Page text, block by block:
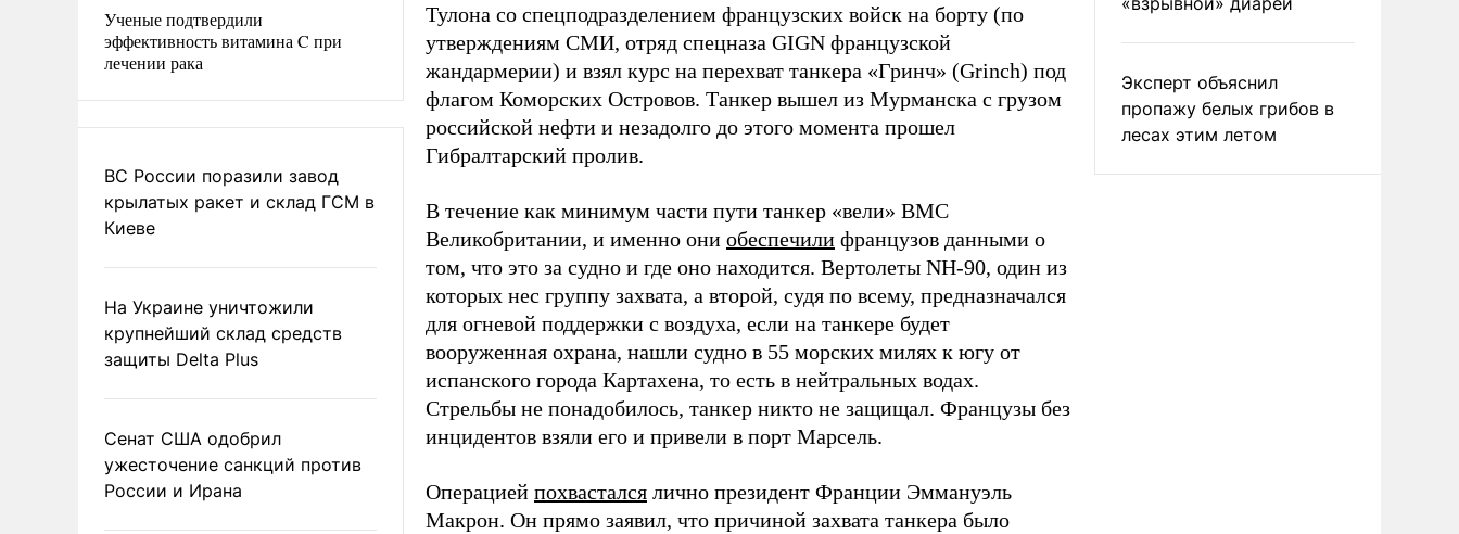
Ученые подтвердили
эффективность витамина C при
лечении рака
ВС России поразили завод
крылатых ракет и склад ГСМ в
Киеве
На Украине уничтожили
крупнейший склад средств
защиты Delta Plus
Сенат США одобрил
ужесточение санкций против
России и Ирана
Тулона со спецподразделением французских войск на борту (по
утверждениям СМИ, отряд спецназа GIGN французской
жандармерии) и взял курс на перехват танкера «Гринч» (Grinch) под
флагом Коморских Островов. Танкер вышел из Мурманска с грузом
российской нефти и незадолго до этого момента прошел
Гибралтарский пролив.
В течение как минимум части пути танкер «вели» ВМС
Великобритании, и именно они обеспечили французов данными о
том, что это за судно и где оно находится. Вертолеты NH-90, один из
которых нес группу захвата, а второй, судя по всему, предназначался
для огневой поддержки с воздуха, если на танкере будет
вооруженная охрана, нашли судно в 55 морских милях к югу от
испанского города Картахена, то есть в нейтральных водах.
Стрельбы не понадобилось, танкер никто не защищал. Французы без
инцидентов взяли его и привели в порт Марсель.
Операцией похвастался лично президент Франции Эммануэль
Макрон. Он прямо заявил, что причиной захвата танкера было
Эксперт объяснил
пропажу белых грибов в
лесах этим летом